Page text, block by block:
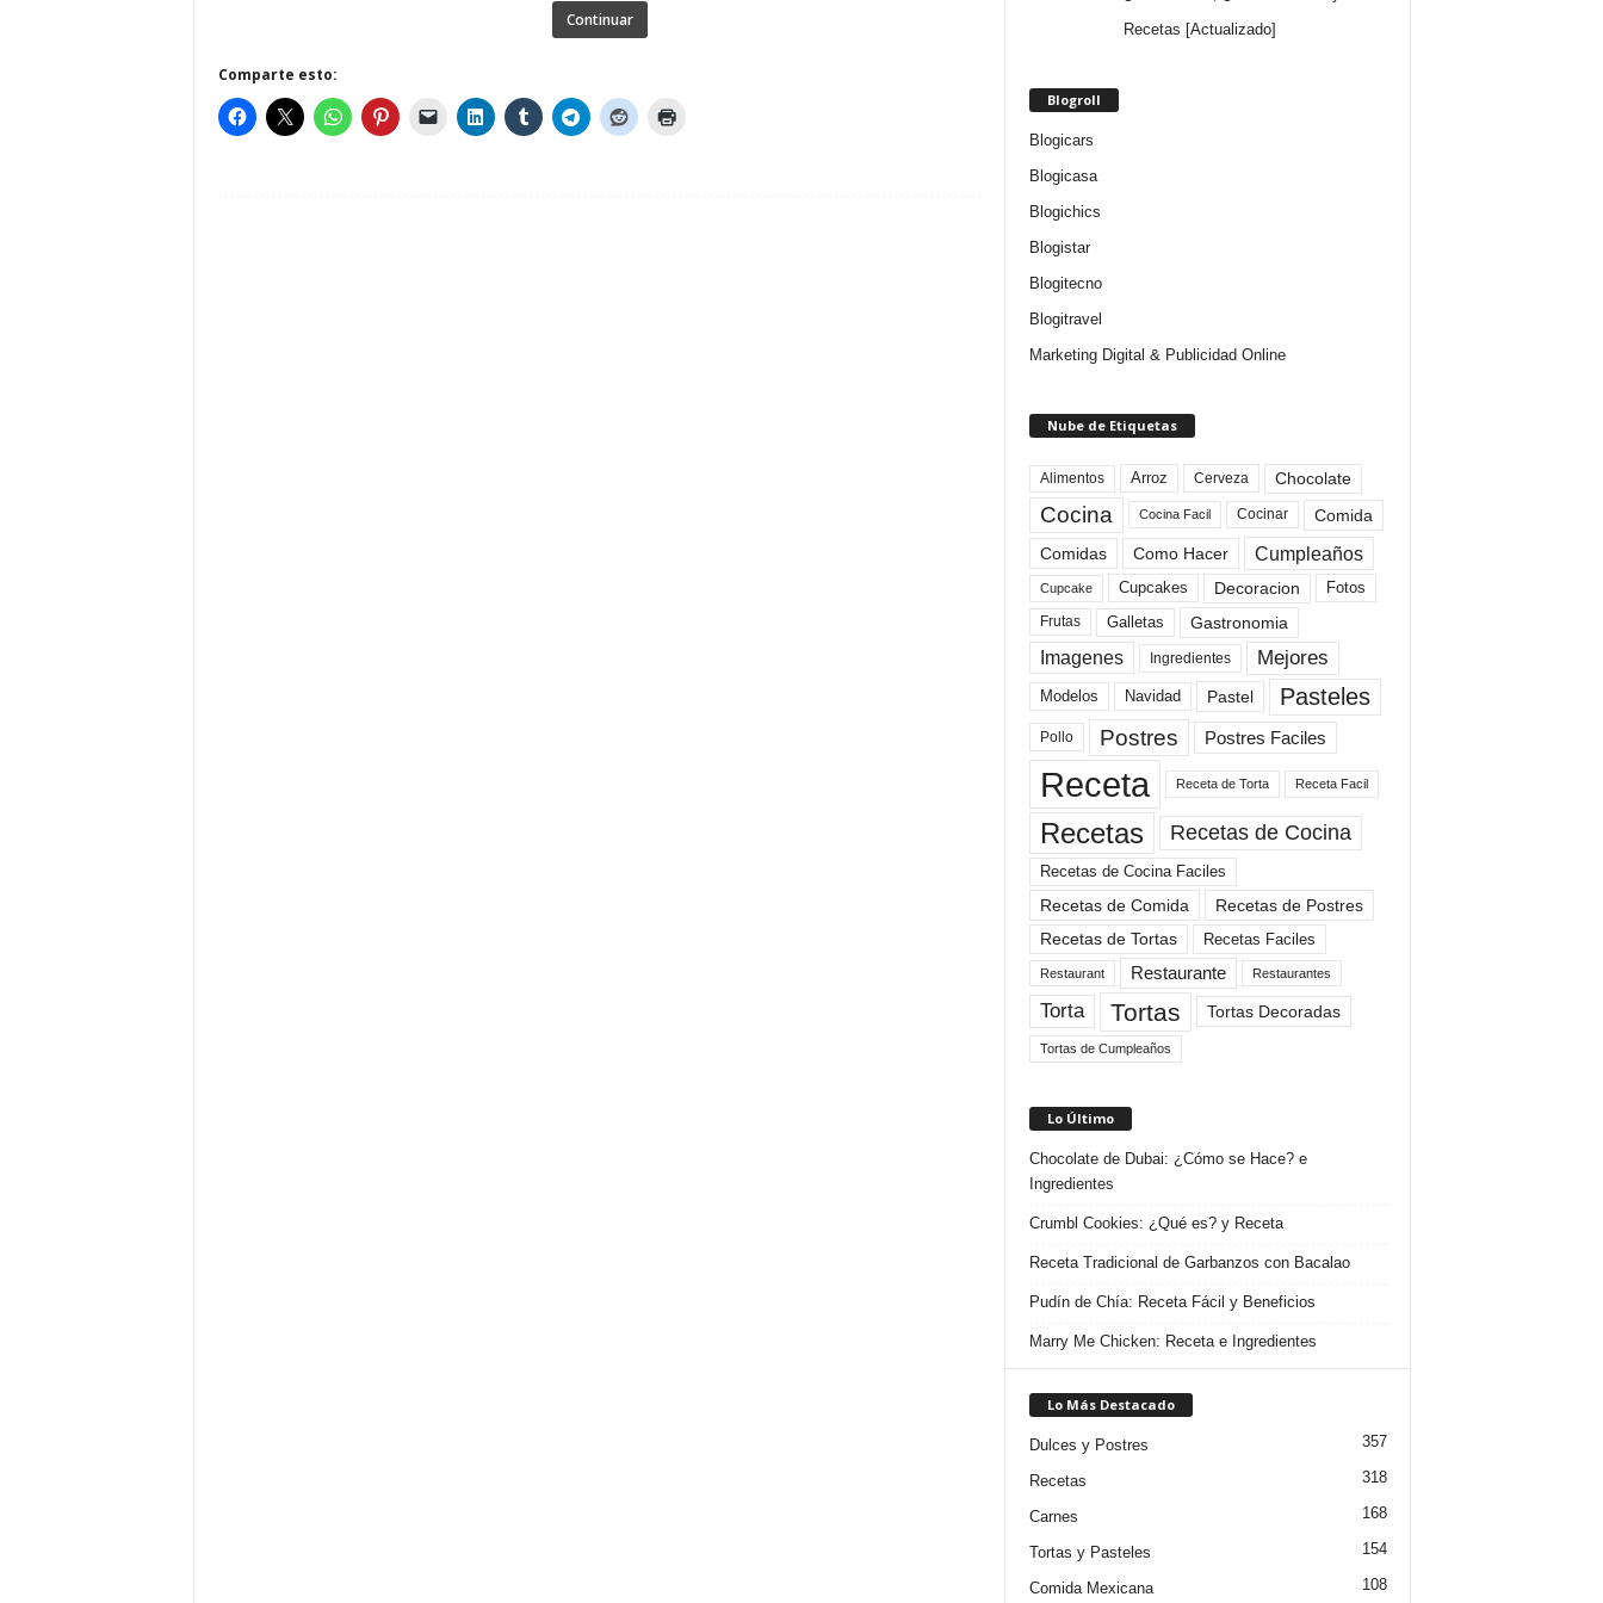
Continuar
Comparte esto:
Recetas [Actualizado]
Blogroll
Blogicars
Blogicasa
Blogichics
Blogistar
Blogitecno
Blogitravel
Marketing Digital & Publicidad Online
Nube de Etiquetas
Alimentos Arroz Cerveza Chocolate
Cocina Cocina Facil Cocinar
Comida
Comidas
Como Hacer Cumpleaños
Cupcake Cupcakes Decoracion Fotos
Frutas Galletas Gastronomia
Imagenes Ingredientes Mejores
Modelos Navidad Pastel Pasteles
Pollo Postres Postres Faciles
Receta Receta de Torta Receta Facil
Recetas Recetas de Cocina
Recetas de Cocina Faciles
Recetas de Comida
Recetas de Postres
Recetas de Tortas
Recetas Faciles
Restaurant Restaurante Restaurantes
Torta Tortas Tortas Decoradas
Tortas de Cumpleaños
Lo Último
Chocolate de Dubai: ¿Cómo se Hace? e
Ingredientes
Crumbl Cookies: ¿Qué es? y Receta
Receta Tradicional de Garbanzos con Bacalao
Pudín de Chía: Receta Fácil y Beneficios
Marry Me Chicken: Receta e Ingredientes
Lo Más Destacado
Dulces y Postres 357
Recetas 318
Carnes 168
Tortas y Pasteles 154
Comida Mexicana 108